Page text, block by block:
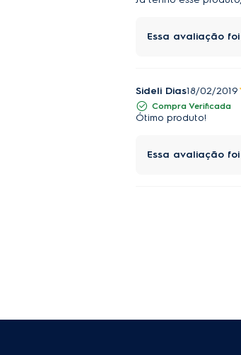
Essa avaliação foi
Sideli Dias18/02/2019
Compra Verificada
Ótimo produto!
Essa avaliação foi